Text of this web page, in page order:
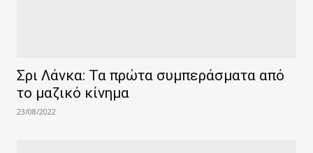
Σρι Λάνκα: Τα πρώτα συμπεράσματα από
το μαζικό κίνημα
23/08/2022